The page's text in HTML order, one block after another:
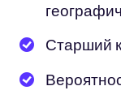
Старший